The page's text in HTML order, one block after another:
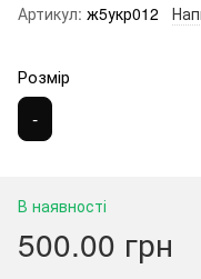
Артикул: ж5укр012
Розмір
-
В наявності
500.00 грн